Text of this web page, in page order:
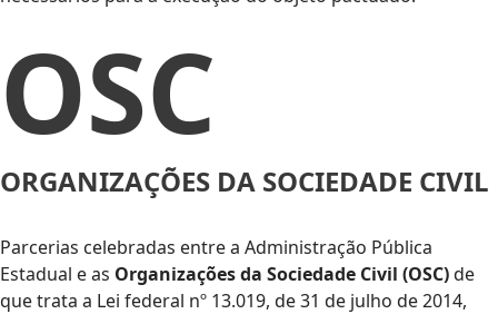
OSC
ORGANIZAÇÕES DA SOCIEDADE CIVIL
Parcerias celebradas entre a Administração Pública
Estadual e as Organizações da Sociedade Civil (OSC)de
que trata a Lei federal nº 13.019, de 31 de julho de 2014,